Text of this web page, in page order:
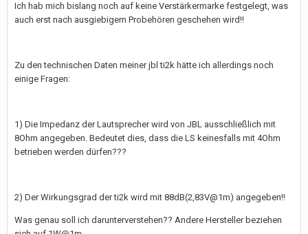
Ich hab mich bislang noch auf keine Verstärkermarke festgelegt, was
auch erst nach ausgiebigem Probehören geschehen wird!!
Zu den technischen Daten meiner jbl ti2k hätte ich allerdings noch
einige Fragen:
1) Die Impedanz der Lautsprecher wird von JBL ausschließlich mit
8Ohm angegeben. Bedeutet dies, dass die LS keinesfalls mit 4Ohm
betrieben werden dürfen???
2) Der Wirkungsgrad der ti2k wird mit 88dB(2,83V@1m) angegeben!!
Was genau soll ich darunterverstehen?? Andere Hersteller beziehen